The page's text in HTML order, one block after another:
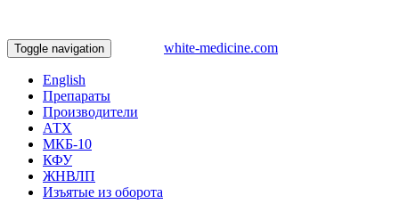
Toggle navigation white-medicine.com
English
Препараты
Производители
АТХ
МКБ-10
КФУ
ЖНВЛП
Изъятые из оборота